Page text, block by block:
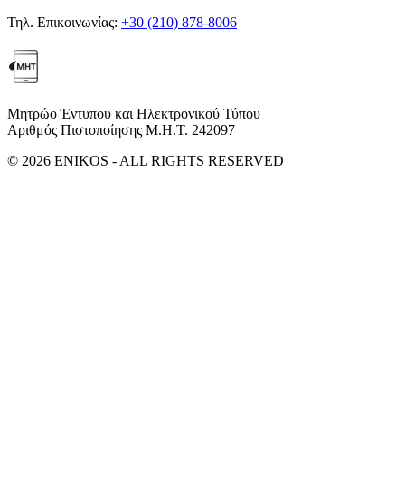
Τηλ. Επικοινωνίας: +30 (210) 878-8006
Μητρώο Έντυπου και Ηλεκτρονικού Τύπου
Αριθμός Πιστοποίησης Μ.Η.Τ. 242097
© 2026 ENIKOS - ALL RIGHTS RESERVED